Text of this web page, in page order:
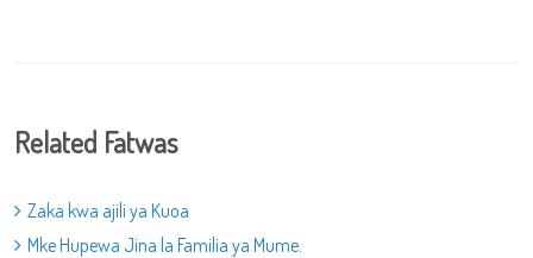
Related Fatwas
Zaka kwa ajili ya Kuoa
Mke Hupewa Jina la Familia ya Mume.